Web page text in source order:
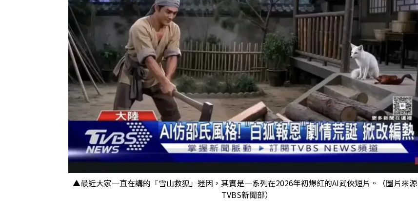
▲最近大家一直在講的「雪山救狐」迷因，其實是一系列在2026年初爆紅的AI武俠短片。（圖片來源
TVBS新聞部）